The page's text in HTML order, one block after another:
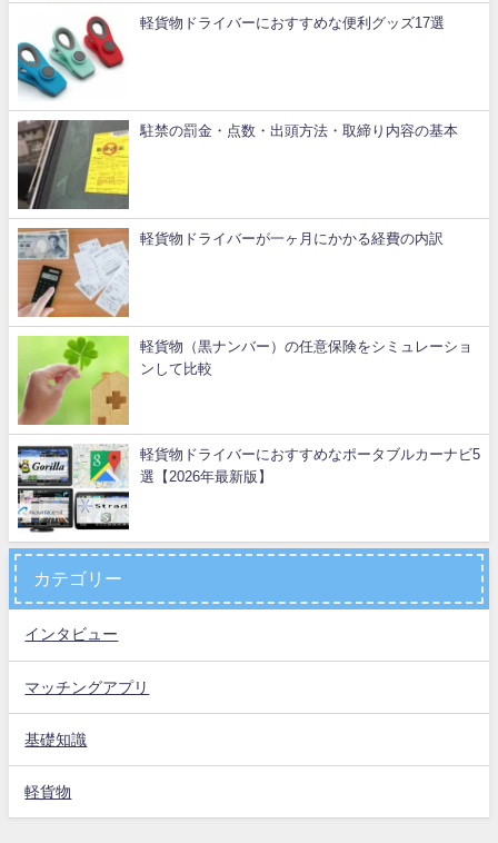
軽貨物ドライバーにおすすめな便利グッズ17選
駐禁の罰金・点数・出頭方法・取締り内容の基本
軽貨物ドライバーが一ヶ月にかかる経費の内訳
軽貨物（黒ナンバー）の任意保険をシミュレーショ
ンして比較
軽貨物ドライバーにおすすめなポータブルカーナビ5
選【2026年最新版】
カテゴリー
インタビュー
マッチングアプリ
基礎知識
軽貨物